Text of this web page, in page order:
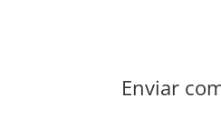
Enviar